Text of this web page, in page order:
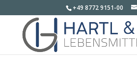
+49 8772 9151-00